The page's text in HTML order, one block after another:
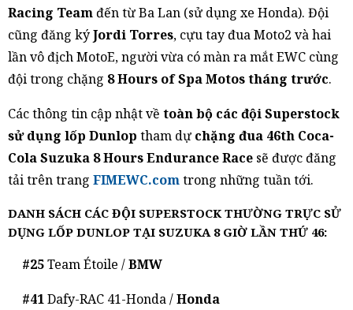
Racing Teamđến từ Ba Lan (sử dụng xe Honda). Đội
cũng đăng kýJordi Torres, cựu tay đua Moto2 và hai
lần vô địch MotoE, người vừa có màn ra mắt EWC cùng
đội trong chặng 8 Hours of Spa Motos tháng trước.
Các thông tin cập nhật về toàn bộ các đội Superstock
sử dụng lốp Dunlop tham dự chặng đua 46th Coca-
Cola Suzuka 8 Hours Endurance Race sẽ được đăng
tải trên trang FIMEWC.comtrong những tuần tới.
DANH SÁCH CÁC ĐỘI SUPERSTOCK THƯỜNG TRỰC SỬ
DỤNG LỐP DUNLOP TẠI SUZUKA 8 GIỜ LẦN THỨ 46:
#25Team Étoile /BMW
#41Dafy-RAC 41-Honda /Honda